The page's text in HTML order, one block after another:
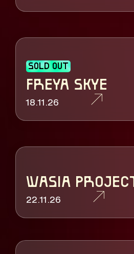
SOLD OUT
FREYA SKYE
18.11.26
WASIA
22.11.26